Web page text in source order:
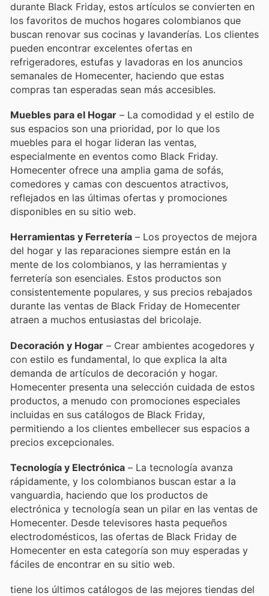
durante Black Friday, estos artículos se convierten en
los favoritos de muchos hogares colombianos que
buscan renovar sus cocinas y lavanderías. Los clientes
pueden encontrar excelentes ofertas en
refrigeradores, estufas y lavadoras en los anuncios
semanales de Homecenter, haciendo que estas
compras tan esperadas sean más accesibles.
Muebles para el Hogar – La comodidad y el estilo de
sus espacios son una prioridad, por lo que los
muebles para el hogar lideran las ventas,
especialmente en eventos como Black Friday.
Homecenter ofrece una amplia gama de sofás,
comedores y camas con descuentos atractivos,
reflejados en las últimas ofertas y promociones
disponibles en su sitio web.
Herramientas y Ferretería – Los proyectos de mejora
del hogar y las reparaciones siempre están en la
mente de los colombianos, y las herramientas y
ferretería son esenciales. Estos productos son
consistentemente populares, y sus precios rebajados
durante las ventas de Black Friday de Homecenter
atraen a muchos entusiastas del bricolaje.
Decoración y Hogar – Crear ambientes acogedores y
con estilo es fundamental, lo que explica la alta
demanda de artículos de decoración y hogar.
Homecenter presenta una selección cuidada de estos
productos, a menudo con promociones especiales
incluidas en sus catálogos de Black Friday,
permitiendo a los clientes embellecer sus espacios a
precios excepcionales.
Tecnología y Electrónica – La tecnología avanza
rápidamente, y los colombianos buscan estar a la
vanguardia, haciendo que los productos de
electrónica y tecnología sean un pilar en las ventas de
Homecenter. Desde televisores hasta pequeños
electrodomésticos, las ofertas de Black Friday de
Homecenter en esta categoría son muy esperadas y
fáciles de encontrar en su sitio web.
tiene los últimos catálogos de las mejores tiendas del